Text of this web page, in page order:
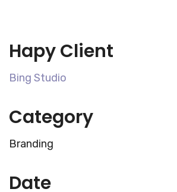
Hapy Client
Bing Studio
Category
Branding
Date